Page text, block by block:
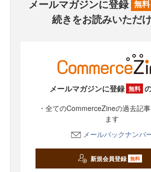
メールマガジンに登録 無料
続きをお読みいただ
メールマガジンに登録 無料
・全てのCommerceZineの過去記
ます
メールバックナンバ
新規会員登録 無料